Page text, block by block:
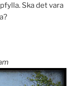
Ska det vara